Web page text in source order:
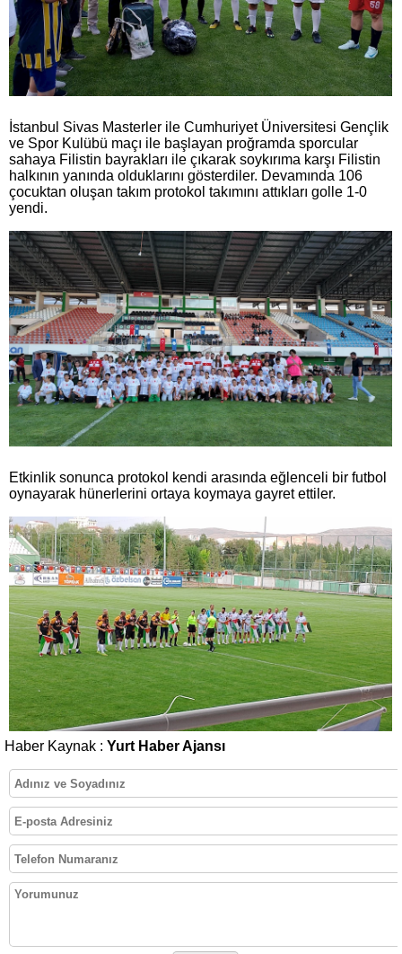
İstanbul Sivas Masterler ile Cumhuriyet Üniversitesi Gençlik
ve Spor Kulübü maçı ile başlayan proğramda sporcular
sahaya Filistin bayrakları ile çıkarak soykırıma karşı Filistin
halkının yanında olduklarını gösterdiler. Devamında 106
çocuktan oluşan takım protokol takımını attıkları golle 1-0
yendi.
Etkinlik sonunca protokol kendi arasında eğlenceli bir futbol
oynayarak hünerlerini ortaya koymaya gayret ettiler.
Haber Kaynak : Yurt Haber Ajansı